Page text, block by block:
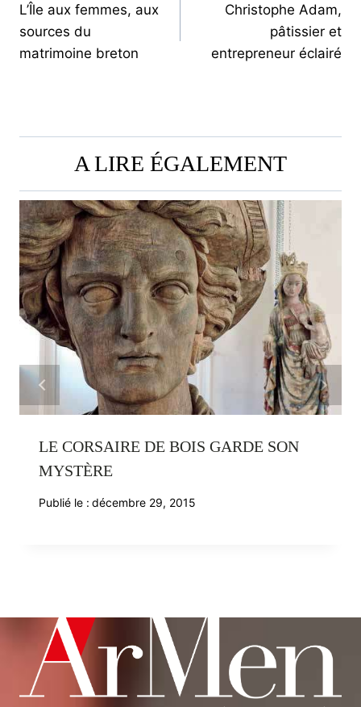
DE
L’ARTICLE
L’Île aux femmes, aux
sources du
matrimoine breton
Christophe Adam,
pâtissier et
entrepreneur éclairé
A LIRE ÉGALEMENT
LE CORSAIRE DE BOIS GARDE SON
MYSTÈRE
Publié le : décembre 29, 2015